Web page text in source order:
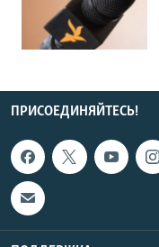
ПРИСОЕДИНЯЙТЕСЬ!